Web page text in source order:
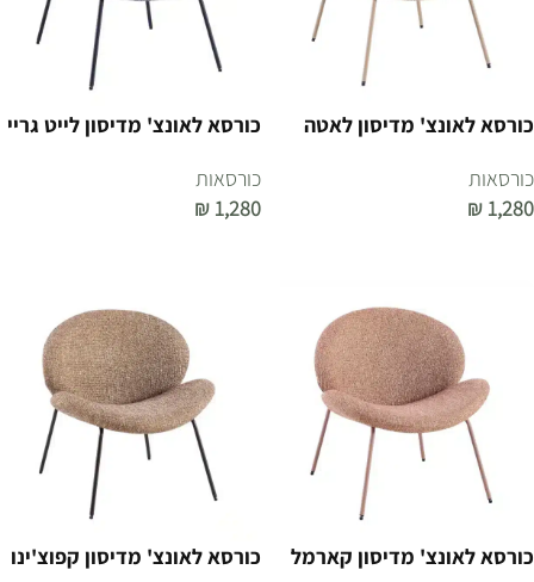
כורסא לאונצ' מדיסון לאטה
כורסאות
₪ 1,280
כורסא לאונצ' מדיסון לייט גריי
כורסאות
₪ 1,280
כורסא לאונצ' מדיסון קארמל
כורסא לאונצ' מדיסון קפוצ'ינו